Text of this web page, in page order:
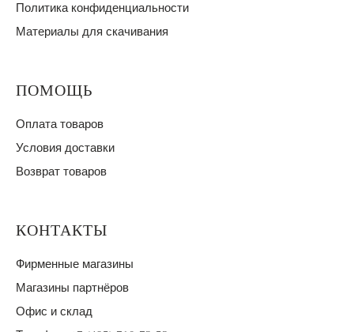
Политика конфиденциальности
Материалы для скачивания
ПОМОЩЬ
Оплата товаров
Условия доставки
Возврат товаров
КОНТАКТЫ
Фирменные магазины
Магазины партнёров
Офис и склад